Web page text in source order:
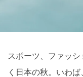
スポーツ、ファッ
く日本の秋。いわば